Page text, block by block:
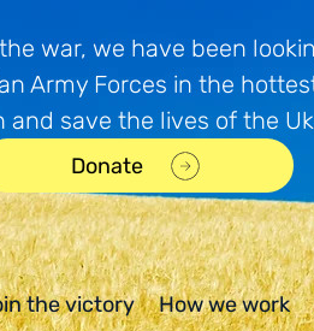
war, we have been
Army Forces in the
and save the lives of the
Donate
the victory How we work